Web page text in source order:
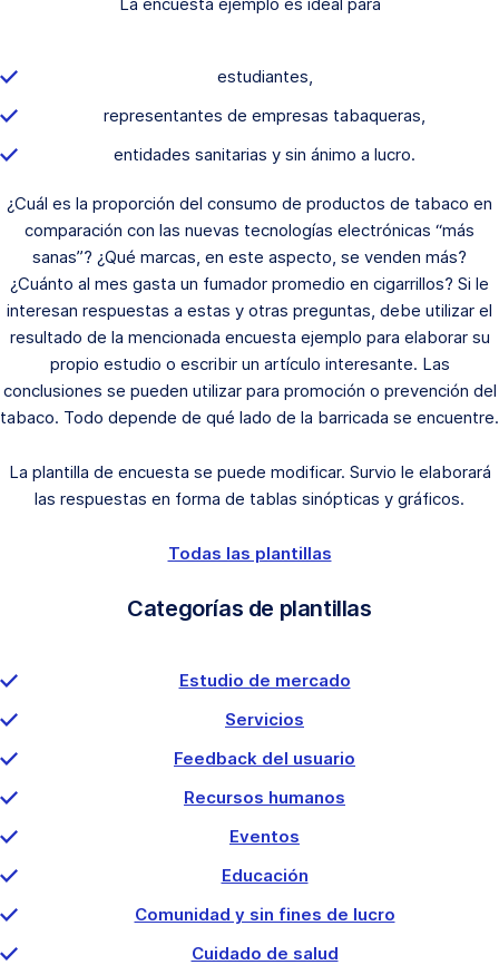
estudiantes,
representantes de empresas tabaqueras,
entidades sanitarias y sin ánimo a lucro.
¿Cuál es la proporción del consumo de productos de tabaco en
comparación con las nuevas tecnologías electrónicas “más
sanas”? ¿Qué marcas, en este aspecto, se venden más?
¿Cuánto al mes gasta un fumador promedio en cigarrillos? Si le
interesan respuestas a estas y otras preguntas, debe utilizar el
resultado de la mencionada encuesta ejemplo para elaborar su
propio estudio o escribir un artículo interesante. Las
conclusiones se pueden utilizar para promoción o prevención del
tabaco. Todo depende de qué lado de la barricada se encuentre.
La plantilla de encuesta se puede modificar. Survio le elaborará
las respuestas en forma de tablas sinópticas y gráficos.
Todas las plantillas
Categorías de plantillas
Estudio de mercado
Servicios
Feedback del usuario
Recursos humanos
Eventos
Educación
Comunidad y sin fines de lucro
Cuidado de salud